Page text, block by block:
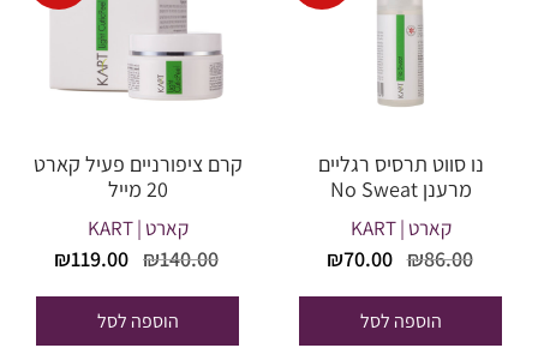
נו סווט תרסיס רגליים
מרענן No Sweat
קארט | KART
₪86.00
המחיר
היה:
₪86.00.
₪70.00
הוא:
הוספה לסל
קרם ציפורניים פעיל קארט
20 מייל
קארט | KART
₪140.00
המחיר
היה:
₪140.00.
₪119.00
הוספה לסל